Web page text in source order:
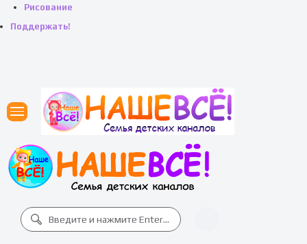
Рисование
Поддержать!